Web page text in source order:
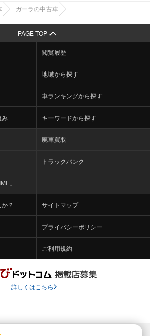
ガーラの中古車
PAGE TOP
閲覧履歴
地域から探す
車ランキングから探す
み キーワードから探す
廃車買取
トラックバンク
」
？ サイトマップ
プライバシーポリシー
ご利用規約
詳しくはこちら
Communications Co., LTD.